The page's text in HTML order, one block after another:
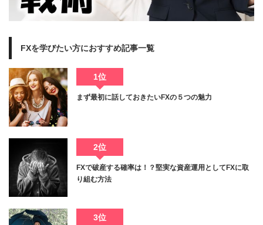
FXを学びたい方におすすめ記事一覧
1位
まず最初に話しておきたいFXの５つの魅力
2位
FXで破産する確率は！？堅実な資産運用としてFXに取
り組む方法
3位